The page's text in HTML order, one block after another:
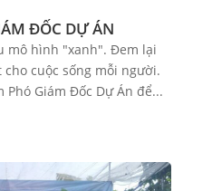
ĐỐC DỰ ÁN
mô hình "xanh". Đem lại
cuộc sống mỗi người.
Giám Đốc Dự Án để...